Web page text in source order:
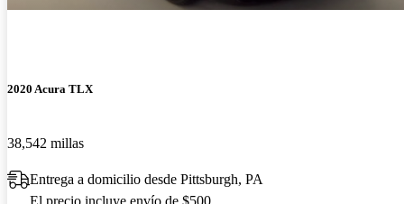
2020 Acura TLX
38,542 millas
Entrega a domicilio desde Pittsburgh, PA
El precio incluye envío de $500